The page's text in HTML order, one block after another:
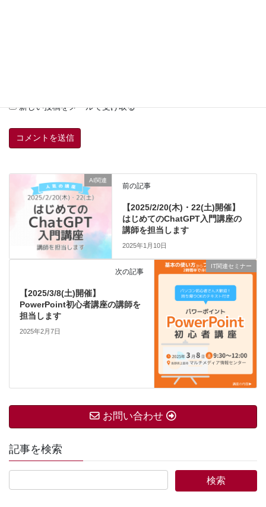
新しい投稿をメールで受け取る
AI関連
前の記事
【2025/2/20(木)・22(土)開催】
はじめてのChatGPT入門講座の
講師を担当します
2025年1月10日
IT関連セミナー
次の記事
【2025/3/8(土)開催】
PowerPoint初心者講座の講師を
担当します
2025年2月7日
お問い合わせ
記事を検索